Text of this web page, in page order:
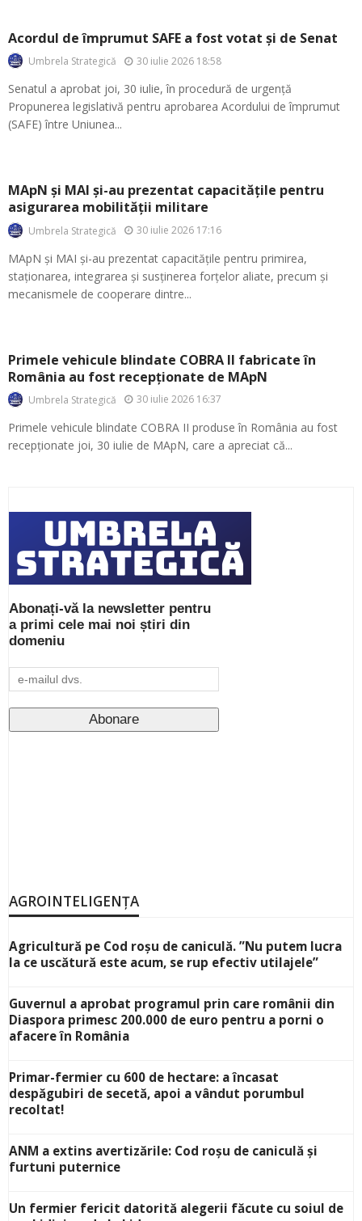
Acordul de împrumut SAFE a fost votat și de Senat
Umbrela Strategică 30 iulie 2026 18:58
Senatul a aprobat joi, 30 iulie, în procedură de urgență
Propunerea legislativă pentru aprobarea Acordului de împrumut
(SAFE) între Uniunea...
MApN și MAI și-au prezentat capacitățile pentru
asigurarea mobilității militare
Umbrela Strategică 30 iulie 2026 17:16
MApN și MAI și-au prezentat capacitățile pentru primirea,
staționarea, integrarea și susținerea forțelor aliate, precum și
mecanismele de cooperare dintre...
Primele vehicule blindate COBRA II fabricate în
România au fost recepționate de MApN
Umbrela Strategică 30 iulie 2026 16:37
Primele vehicule blindate COBRA II produse în România au fost
recepționate joi, 30 iulie de MApN, care a apreciat că...
Abonați-vă la newsletter pentru
a primi cele mai noi știri din
domeniu
AGROINTELIGENȚA
Agricultură pe Cod roșu de caniculă. ”Nu putem lucra
la ce uscătură este acum, se rup efectiv utilajele”
Guvernul a aprobat programul prin care românii din
Diaspora primesc 200.000 de euro pentru a porni o
afacere în România
Primar-fermier cu 600 de hectare: a încasat
despăgubiri de secetă, apoi a vândut porumbul
recoltat!
ANM a extins avertizările: Cod roșu de caniculă și
furtuni puternice
Un fermier fericit datorită alegerii făcute cu soiul de